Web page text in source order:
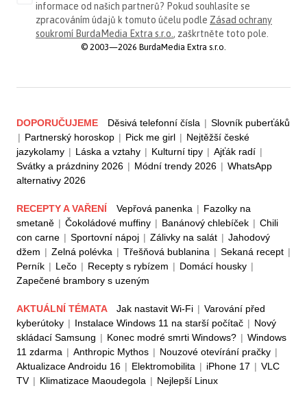
informace od našich partnerů? Pokud souhlasíte se
zpracováním údajů k tomuto účelu podle Zásad ochrany
soukromí BurdaMedia Extra s.r.o., zaškrtněte toto pole.
© 2003—2026 BurdaMedia Extra s.r.o.
DOPORUČUJEME Děsivá telefonní čísla | Slovník puberťáků
| Partnerský horoskop | Pick me girl | Nejtěžší české
jazykolamy | Láska a vztahy | Kulturní tipy | Ajťák radí |
Svátky a prázdniny 2026 | Módní trendy 2026 | WhatsApp
alternativy 2026
RECEPTY A VAŘENÍ Vepřová panenka | Fazolky na
smetaně | Čokoládové muffiny | Banánový chlebíček | Chili
con carne | Sportovní nápoj | Zálivky na salát | Jahodový
džem | Zelná polévka | Třešňová bublanina | Sekaná recept |
Perník | Lečo | Recepty s rybízem | Domácí housky |
Zapečené brambory s uzeným
AKTUÁLNÍ TÉMATA Jak nastavit Wi-Fi | Varování před
kyberútoky | Instalace Windows 11 na starší počítač | Nový
skládací Samsung | Konec modré smrti Windows? | Windows
11 zdarma | Anthropic Mythos | Nouzové otevírání pračky |
Aktualizace Androidu 16 | Elektromobilita | iPhone 17 | VLC
TV | Klimatizace Maoudegola | Nejlepší Linux